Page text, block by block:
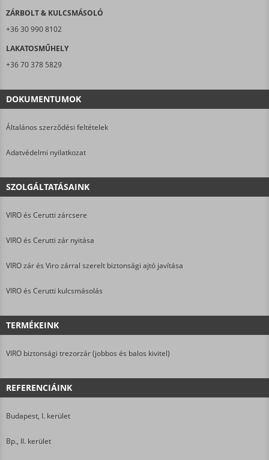
ZÁRBOLT & KULCSMÁSOLÓ
+36 30 990 8102
LAKATOSMŰHELY
+36 70 378 5829
DOKUMENTUMOK
Általános szerződési feltételek
Adatvédelmi nyilatkozat
SZOLGÁLTATÁSAINK
VIRO és Cerutti zárcsere
VIRO és Cerutti zár nyitása
VIRO zár és Viro zárral szerelt biztonsági ajtó javítása
VIRO és Cerutti kulcsmásolás
TERMÉKEINK
VIRO biztonsági trezorzár (jobbos és balos kivitel)
REFERENCIÁINK
Budapest, I. kerület
Bp., II. kerület